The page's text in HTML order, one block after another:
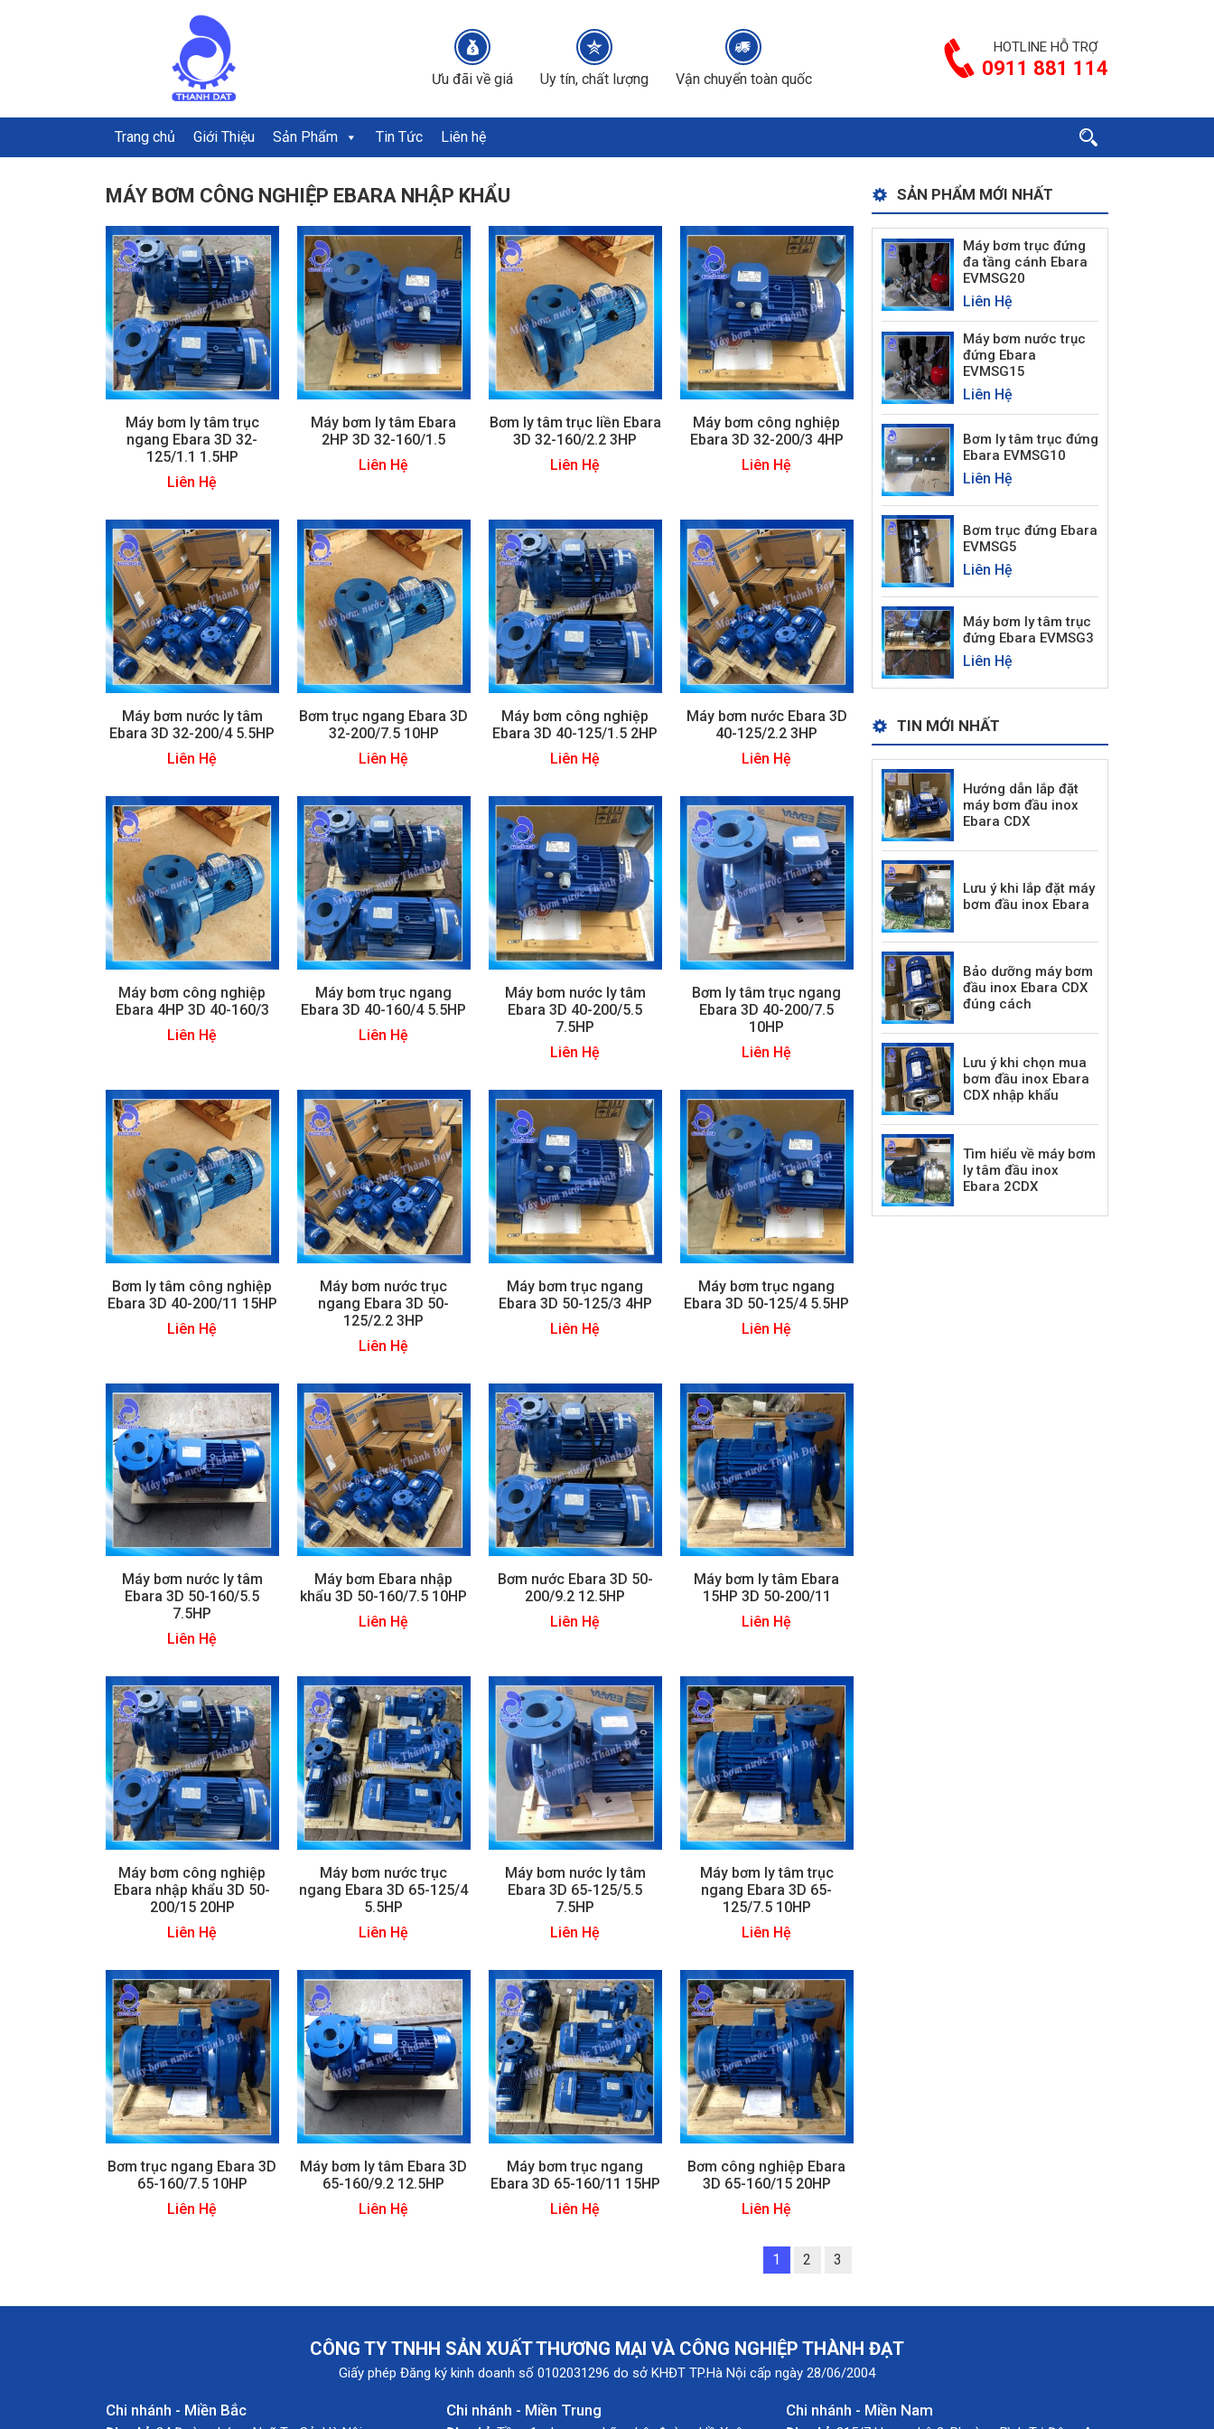
Ưu đãi về giá Uy tín, chất lượng Vận chuyển toàn quốc
HOTLINE HỖ TRỢ
0911 881 114
Trang chủ Giới Thiệu Sản Phẩm Tin Tức Liên hệ
MÁY BƠM CÔNG NGHIỆP EBARA NHẬP KHẨU
Máy bơm ly tâm trục
ngang Ebara 3D 32-
125/1.1 1.5HP
Liên Hệ
Máy bơm ly tâm Ebara
2HP 3D 32-160/1.5
Liên Hệ
Bơm ly tâm trục liền Ebara
3D 32-160/2.2 3HP
Liên Hệ
Máy bơm công nghiệp
Ebara 3D 32-200/3 4HP
Liên Hệ
Máy bơm nước ly tâm
Ebara 3D 32-200/4 5.5HP
Liên Hệ
Bơm trục ngang Ebara 3D
32-200/7.5 10HP
Liên Hệ
Máy bơm công nghiệp
Ebara 3D 40-125/1.5 2HP
Liên Hệ
Máy bơm nước Ebara 3D
40-125/2.2 3HP
Liên Hệ
Máy bơm công nghiệp
Ebara 4HP 3D 40-160/3
Liên Hệ
Máy bơm trục ngang
Ebara 3D 40-160/4 5.5HP
Liên Hệ
Máy bơm nước ly tâm
Ebara 3D 40-200/5.5
7.5HP
Liên Hệ
Bơm ly tâm trục ngang
Ebara 3D 40-200/7.5
10HP
Liên Hệ
Bơm ly tâm công nghiệp
Ebara 3D 40-200/11 15HP
Liên Hệ
Máy bơm nước trục
ngang Ebara 3D 50-
125/2.2 3HP
Liên Hệ
Máy bơm trục ngang
Ebara 3D 50-125/3 4HP
Liên Hệ
Máy bơm trục ngang
Ebara 3D 50-125/4 5.5HP
Liên Hệ
Máy bơm nước ly tâm
Ebara 3D 50-160/5.5
7.5HP
Liên Hệ
Máy bơm Ebara nhập
khẩu 3D 50-160/7.5 10HP
Liên Hệ
Bơm nước Ebara 3D 50-
200/9.2 12.5HP
Liên Hệ
Máy bơm ly tâm Ebara
15HP 3D 50-200/11
Liên Hệ
Máy bơm công nghiệp
Ebara nhập khẩu 3D 50-
200/15 20HP
Liên Hệ
Máy bơm nước trục
ngang Ebara 3D 65-125/4
5.5HP
Liên Hệ
Máy bơm nước ly tâm
Ebara 3D 65-125/5.5
7.5HP
Liên Hệ
Máy bơm ly tâm trục
ngang Ebara 3D 65-
125/7.5 10HP
Liên Hệ
Bơm trục ngang Ebara 3D
65-160/7.5 10HP
Liên Hệ
Máy bơm ly tâm Ebara 3D
65-160/9.2 12.5HP
Liên Hệ
Máy bơm trục ngang
Ebara 3D 65-160/11 15HP
Liên Hệ
Bơm công nghiệp Ebara
3D 65-160/15 20HP
Liên Hệ
1 2 3
SẢN PHẨM MỚI NHẤT
Máy bơm trục đứng
đa tầng cánh Ebara
EVMSG20
Liên Hệ
Máy bơm nước trục
đứng Ebara
EVMSG15
Liên Hệ
Bơm ly tâm trục đứng
Ebara EVMSG10
Liên Hệ
Bơm trục đứng Ebara
EVMSG5
Liên Hệ
Máy bơm ly tâm trục
đứng Ebara EVMSG3
Liên Hệ
TIN MỚI NHẤT
Hướng dẫn lắp đặt
máy bơm đầu inox
Ebara CDX
Lưu ý khi lắp đặt máy
bơm đầu inox Ebara
Bảo dưỡng máy bơm
đầu inox Ebara CDX
đúng cách
Lưu ý khi chọn mua
bơm đầu inox Ebara
CDX nhập khẩu
Tìm hiểu về máy bơm
ly tâm đầu inox
Ebara 2CDX
CÔNG TY TNHH SẢN XUẤT THƯƠNG MẠI VÀ CÔNG NGHIỆP THÀNH ĐẠT
Giấy phép Đăng ký kinh doanh số 0102031296 do sở KHĐT TP.Hà Nội cấp ngày 28/06/2004
Chi nhánh - Miền Bắc Chi nhánh - Miền Trung Chi nhánh - Miền Nam